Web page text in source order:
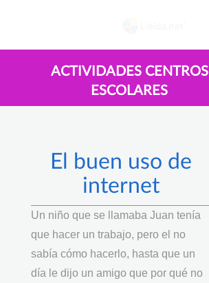
ACTIVIDADES CENTROS
ESCOLARES
El buen uso de
internet
Un niño que se llamaba Juan tenía
que hacer un trabajo, pero el no
sabía cómo hacerlo, hasta que un
día le dijo un amigo que por qué no